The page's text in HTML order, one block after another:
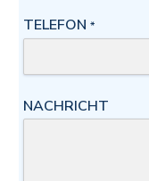
TELEFON *
NACHRICHT